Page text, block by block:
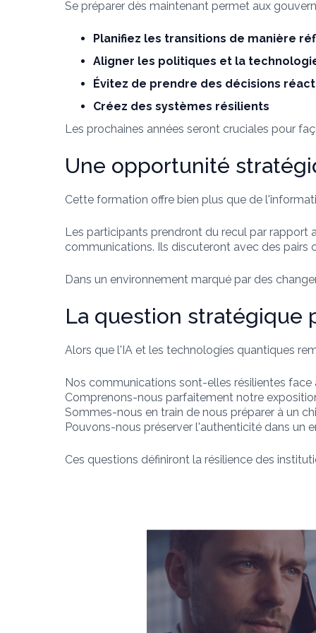
Se préparer dès maintenant permet aux
Planifiez les transitions de manière
Aligner les politiques et la
Évitez de prendre des décisions
Créez des systèmes résilients
Les prochaines années seront cruciales pour
Une opportunité
Cette formation offre bien plus que de
Les participants prendront du recul par rapport
communications. Ils discuteront avec des pairs
Dans un environnement marqué par des
La question stratégique
Alors que l'IA et les technologies quantiques
Nos communications sont-elles résilientes face
Comprenons-nous parfaitement notre
Sommes-nous en train de nous préparer à un
Pouvons-nous préserver l'authenticité dans un
Ces questions définiront la résilience des